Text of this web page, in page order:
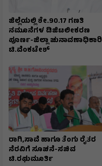
ಜಿಲ್ಲೆಯಲ್ಲಿ ಶೇ.90.17 ಗಣತಿ
ನಮೂನೆಗಳ ಡಿಜಿಟಲೀಕರಣ
ಪೂರ್ಣ-ಜಿಲ್ಲಾ ಚುನಾವಣಾಧಿಕಾರಿ
ಟಿ.ವೆಂಕಟೇಶ್
ರಾಗಿ,ಸಾವೆ ಹಾಗೂ ತೆಂಗು ರೈತರ
ನೆರವಿಗೆ ಸೂಚನೆ-ಸಚಿವ
ಟಿ.ರಘುಮೂರ್ತಿ